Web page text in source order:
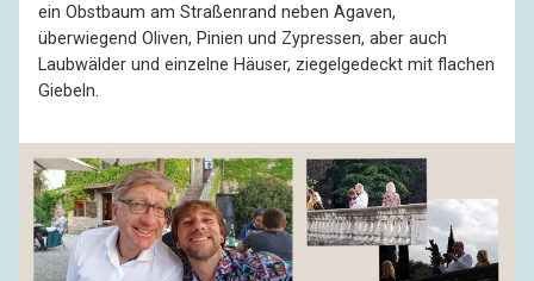
ein Obstbaum am Straßenrand neben Agaven,
überwiegend Oliven, Pinien und Zypressen, aber auch
Laubwälder und einzelne Häuser, ziegelgedeckt mit flachen
Giebeln.